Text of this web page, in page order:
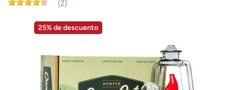
(2)
25% de descuento